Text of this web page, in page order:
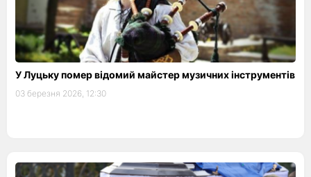
У Луцьку помер відомий майстер музичних інструментів
03 березня 2026, 12:30